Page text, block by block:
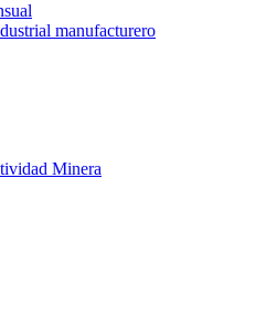
manufacturero
Minera